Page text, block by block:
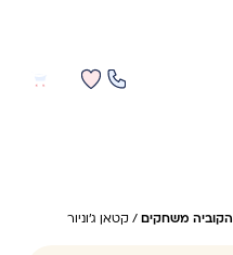
הקוביה משחקים / קטאן ג'וניור